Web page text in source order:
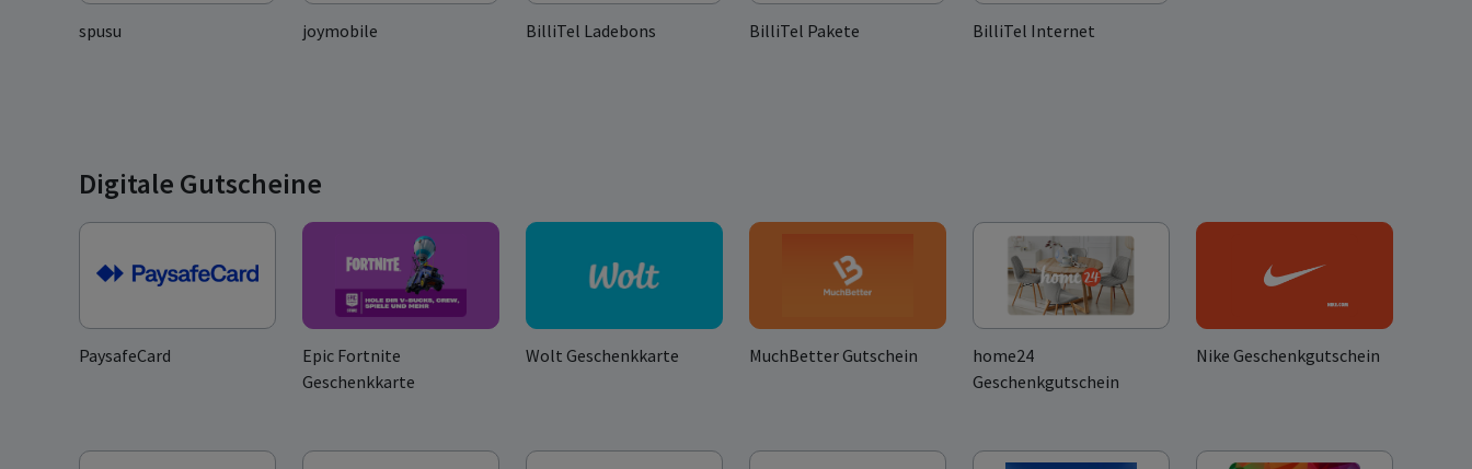
spusu joymobile BilliTel Ladebons BilliTel Pakete BilliTel Internet
Digitale Gutscheine
PaysafeCard
Epic Fortnite
Geschenkkarte
Wolt Geschenkkarte MuchBetter Gutschein
home24
Geschenkgutschein
Nike Geschenkgutschein